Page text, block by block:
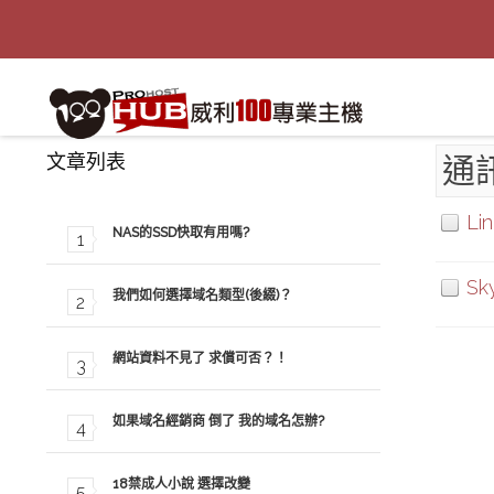
通
文章列表
NAS的SSD快取有用嗎?
我們如何選擇域名類型(後綴)？
網站資料不見了 求償可否？！
如果域名經銷商 倒了 我的域名怎辦?
18禁成人小說 選擇改變